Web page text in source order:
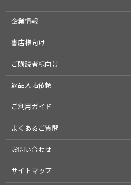
企業情報
書店様向け
ご購読者様向け
返品入帖依頼
ご利用ガイド
よくあるご質問
お問い合わせ
サイトマップ